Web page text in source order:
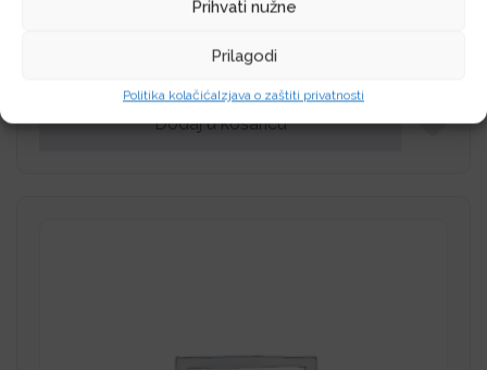
Prihvati nužne
Prilagodi
Politika kolačićaIzjava o zaštiti privatnosti
HP INC. HP 201A Tonercartridge yellow
Dodaj u košaricu